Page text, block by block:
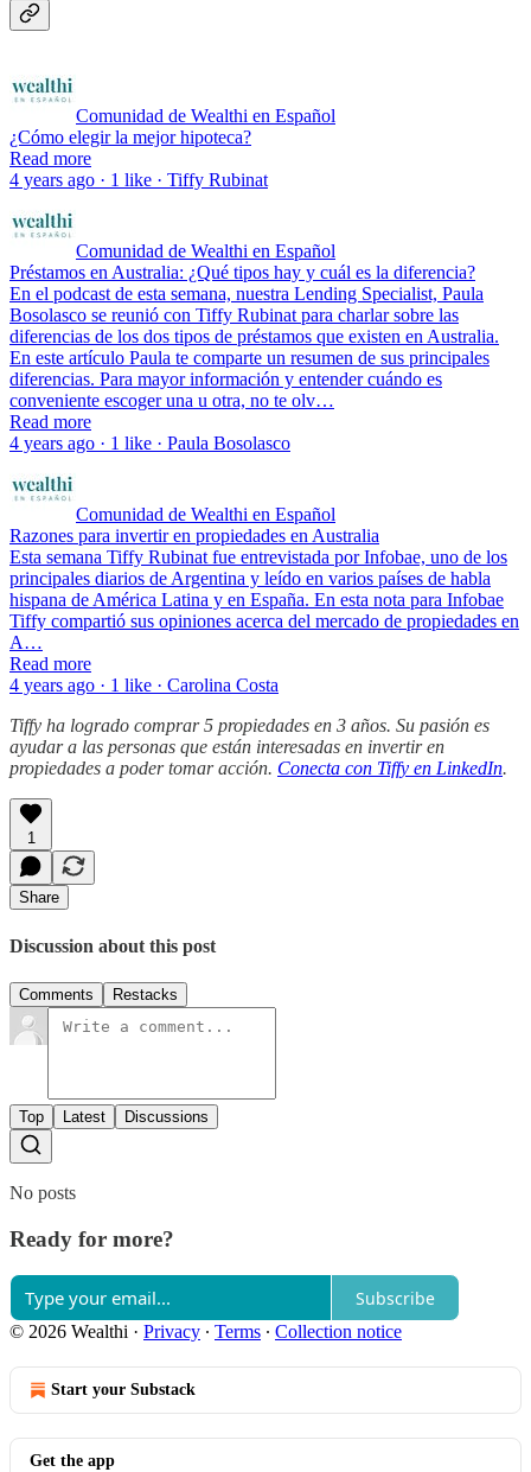
Comunidad de Wealthi en Español
¿Cómo elegir la mejor hipoteca?
Read more
4 years ago · 1 like · Tiffy Rubinat
Comunidad de Wealthi en Español
Préstamos en Australia: ¿Qué tipos hay y cuál es la diferencia?
En el podcast de esta semana, nuestra Lending Specialist, Paula
Bosolasco se reunió con Tiffy Rubinat para charlar sobre las
diferencias de los dos tipos de préstamos que existen en Australia.
En este artículo Paula te comparte un resumen de sus principales
diferencias. Para mayor información y entender cuándo es
conveniente escoger una u otra, no te olv…
Read more
4 years ago · 1 like · Paula Bosolasco
Comunidad de Wealthi en Español
Razones para invertir en propiedades en Australia
Esta semana Tiffy Rubinat fue entrevistada por Infobae, uno de los
principales diarios de Argentina y leído en varios países de habla
hispana de América Latina y en España. En esta nota para Infobae
Tiffy compartió sus opiniones acerca del mercado de propiedades en
A…
Read more
4 years ago · 1 like · Carolina Costa
Tiffy ha logrado comprar 5 propiedades en 3 años. Su pasión es
ayudar a las personas que están interesadas en invertir en
propiedades a poder tomar acción. Conecta con Tiffy en LinkedIn.
1
Share
Discussion about this post
Comments Restacks
Top Latest Discussions
No posts
Ready for more?
Subscribe
© 2026 Wealthi · Privacy ∙ Terms ∙ Collection notice
Start your Substack
Get the app